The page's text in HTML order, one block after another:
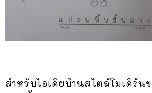
สำหรับไอเดียบ้านสไตล์โมเดิร์น